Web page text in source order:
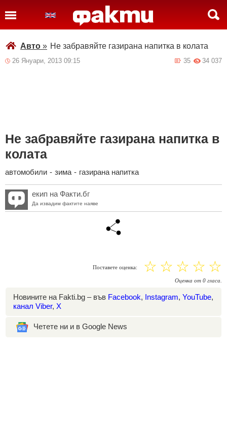
Авто » Не забравяйте газирана напитка в колата
26 Януари, 2013 09:15 34 037
35
Не забравяйте газирана напитка в
колата
автомобили - зима - газирана напитка
екип на Факти.бг
Да извадим фактите наяве
Поставете оценка: ☆
☆
☆
☆
☆
Оценка от 0 гласа.
Новините на Fakti.bg – във Facebook, Instagram, YouTube,
канал Viber, X
Четете ни и в Google News